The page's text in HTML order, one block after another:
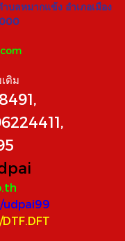
บลหมากแข้ง อำเภอเมือง
ติม
udpai99